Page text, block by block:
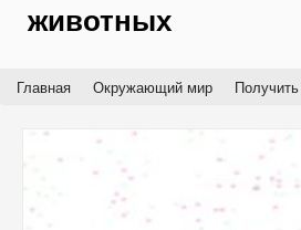
животных
Главная Окружающий мир